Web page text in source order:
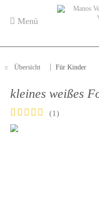
Menü
Übersicht Für Kinder
kleines weißes
(1)